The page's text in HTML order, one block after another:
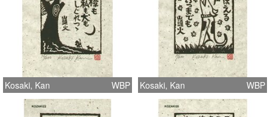
Kosaki, Kan WBP Kosaki, Kan WBP